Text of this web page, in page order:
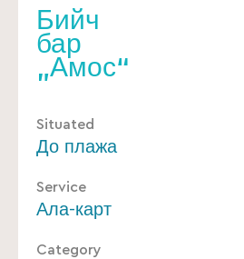
Бийч
бар
„Амос“
Situated
До плажа
Service
Ала-карт
Category